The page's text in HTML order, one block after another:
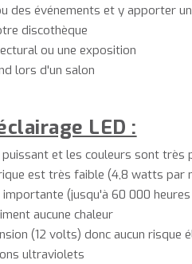
des événements et y apporter
discothèque
ou une exposition
lors d'un salon
LED :
et les couleurs sont très
est très faible (4,8 watts par
(jusqu'à 60 000
aucune chaleur
(12 volts) donc aucun risque
ultraviolets